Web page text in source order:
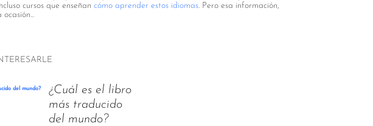
cursos que enseñan cómo aprender estos idiomas. Pero esa información,
¿Cuál es el libro
más traducido
del mundo?